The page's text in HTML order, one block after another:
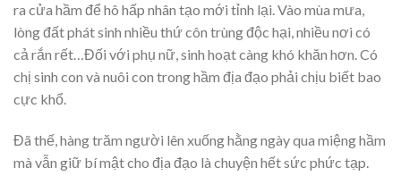
ra cửa hầm để hô hấp nhân tạo mới tỉnh lại. Vào mùa mưa,
lòng đất phát sinh nhiều thứ côn trùng độc hại, nhiều nơi có
cả rắn rết…Đối với phụ nữ, sinh hoạt càng khó khăn hơn. Có
chị sinh con và nuôi con trong hầm địa đạo phải chịu biết bao
cực khổ.
Đã thế, hàng trăm người lên xuống hằng ngày qua miệng hầm
mà vẫn giữ bí mật cho địa đạo là chuyện hết sức phức tạp.